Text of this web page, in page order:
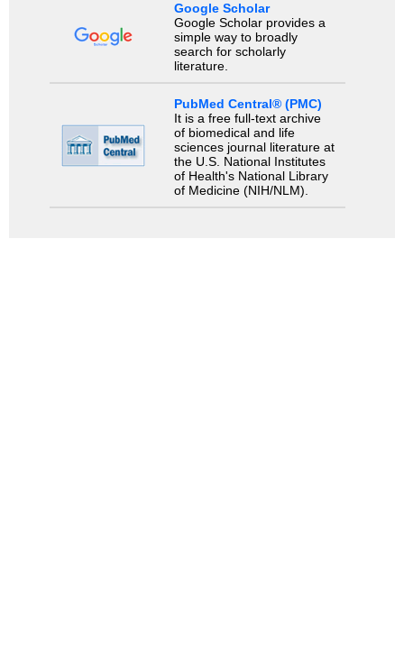
Google Scholar
Google Scholar provides a
simple way to broadly
search for scholarly
literature.
PubMed Central® (PMC)
It is a free full-text archive
of biomedical and life
sciences journal literature at
the U.S. National Institutes
of Health's National Library
of Medicine (NIH/NLM).